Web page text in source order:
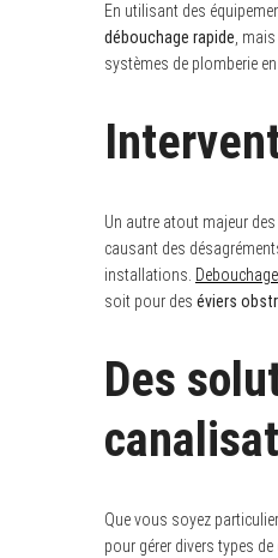
En utilisant des
débouchage rapide,
systèmes de plomberie
Un autre atout majeur
causant des
installations.
soit pour des éviers
Des
Que vous soyez
pour gérer divers types
h
f
r